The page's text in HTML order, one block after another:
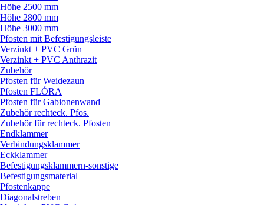
Höhe 2500 mm
Höhe 2800 mm
Höhe 3000 mm
Pfosten mit Befestigungsleiste
Verzinkt + PVC Grün
Verzinkt + PVC Anthrazit
Zubehör
Pfosten für Weidezaun
Pfosten FLÓRA
Pfosten für Gabionenwand
Zubehör rechteck. Pfos.
Zubehör für rechteck. Pfosten
Endklammer
Verbindungsklammer
Eckklammer
Befestigungsklammern-sonstige
Befestigungsmaterial
Pfostenkappe
Diagonalstreben